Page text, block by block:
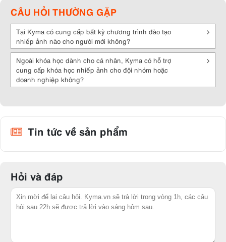
CÂU HỎI THƯỜNG GẶP
Tại Kyma có cung cấp bất kỳ chương trình đào tạo
nhiếp ảnh nào cho người mới không?
Ngoài khóa học dành cho cá nhân, Kyma có hỗ trợ
cung cấp khóa học nhiếp ảnh cho đội nhóm hoặc
doanh nghiệp không?
Tin tức về sản phẩm
Hỏi và đáp